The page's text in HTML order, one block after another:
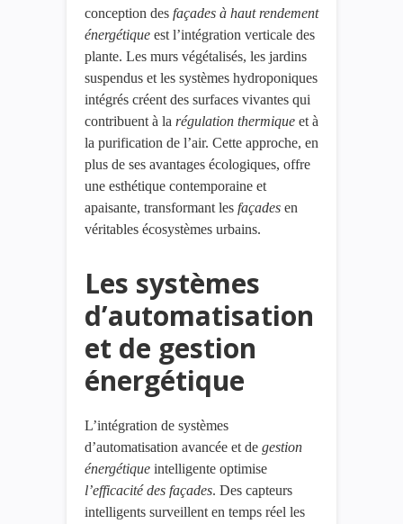
conception des façades à haut rendement
énergétique est l’intégration verticale des
plante. Les murs végétalisés, les jardins
suspendus et les systèmes hydroponiques
intégrés créent des surfaces vivantes qui
contribuent à la régulation thermique et à
la purification de l’air. Cette approche, en
plus de ses avantages écologiques, offre
une esthétique contemporaine et
apaisante, transformant les façades en
véritables écosystèmes urbains.
Les systèmes
d’automatisation
et de gestion
énergétique
L’intégration de systèmes
d’automatisation avancée et de gestion
énergétique intelligente optimise
l’efficacité des façades. Des capteurs
intelligents surveillent en temps réel les